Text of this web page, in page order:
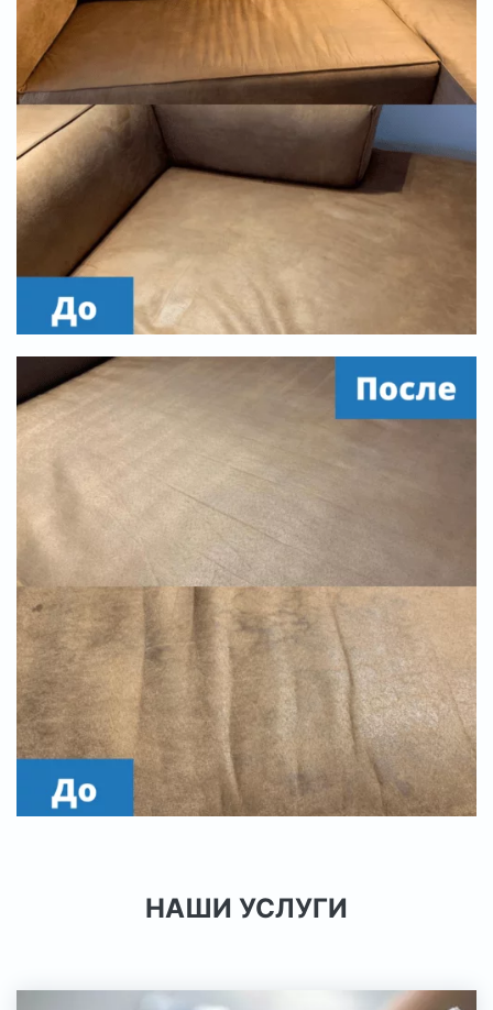
НАШИ УСЛУГИ